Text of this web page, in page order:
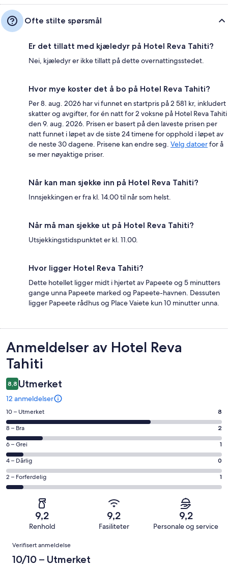
Ofte stilte spørsmål
Er det tillatt med kjæledyr på Hotel Reva Tahiti?
Nei, kjæledyr er ikke tillatt på dette overnattingsstedet.
Hvor mye koster det å bo på Hotel Reva Tahiti?
Per 8. aug. 2026 har vi funnet en startpris på 2 581 kr, inkludert
skatter og avgifter, for én natt for 2 voksne på Hotel Reva Tahiti
den 9. aug. 2026. Prisen er basert på den laveste prisen per
natt funnet i løpet av de siste 24 timene for opphold i løpet av
de neste 30 dagene. Prisene kan endre seg. Velg datoerfor å
se mer nøyaktige priser.
Når kan man sjekke inn på Hotel Reva Tahiti?
Innsjekkingen er fra kl. 14.00 til når som helst.
Når må man sjekke ut på Hotel Reva Tahiti?
Utsjekkingstidspunktet er kl. 11.00.
Hvor ligger Hotel Reva Tahiti?
Dette hotellet ligger midt i hjertet av Papeete og 5 minutters
gange unna Papeete marked og Papeete-havnen. Dessuten
ligger Papeete rådhus og Place Vaiete kun 10 minutter unna.
Anmeldelser
Anmeldelser av Hotel Reva
Tahiti
8,8 Utmerket
12 anmeldelser
Rangering
på
10
−
Utmerket.
8
av
totalt
anmeldelser.
10 – Utmerket 8
Rangering
på
8
−
Bra.
2
av
anmeldelser.
8 – Bra 2
Rangering
på
6
−
Grei.
anmeldelser.
6 – Grei 1
Rangering
på
4
12
anmeldelser.
4 – Dårlig 0
Rangering
på
Forferdelig.
av
2 – Forferdelig 1
9,2
Renhold
9,2
Fasiliteter
9,2
Personale og service
Anmeldelser
Verifisert anmeldelse
10/10 – Utmerket